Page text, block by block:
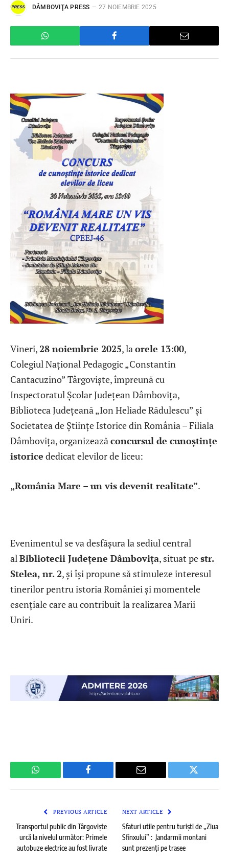
DÂMBOVIŢA PRESS 27 NOIEMBRIE 2025
Vineri,28 noiembrie 2025, laorele 13:00,
Colegiul Național Pedagogic „Constantin
Cantacuzino” Târgoviște, împreună cu
Inspectoratul Școlar Județean Dâmbovița,
Biblioteca Județeană „Ion Heliade Rădulescu” și
Societatea de Științe Istorice din România – Filiala
Dâmbovița, organizeazăconcursul de cunoștințe
istorice dedicat elevilor de liceu:
„România Mare – un vis devenit realitate”.
Evenimentul se va desfășura la sediul central
alBibliotecii Județene Dâmbovița, situat pestr.
Stelea, nr. 2, și își propune să stimuleze interesul
tinerilor pentru istoria României și momentele
esențiale care au contribuit la realizarea Marii
Uniri.
WhatsApp Facebook Email Twitter
PREVIOUS ARTICLE
Transportul public din Târgoviște
urcă la nivelul următor: Primele
autobuze electrice au fost livrate
NEXT ARTICLE
Sfaturi utile pentru turiști de „Ziua
Sfinxului” : Jandarmii montani
sunt prezenți pe trasee